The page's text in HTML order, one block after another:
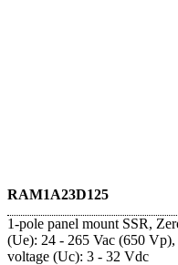
RAM1A23D125
1-pole panel mount SSR,
(Ue): 24 - 265 Vac (650
voltage (Uc): 3 - 32 Vdc